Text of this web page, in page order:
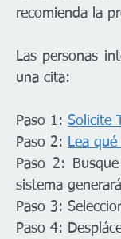
recomienda la
Las personas
una cita:
Paso 1: Solicite
Paso 2: Lea
Paso 2:
sistema
Paso 3:
Paso 4: